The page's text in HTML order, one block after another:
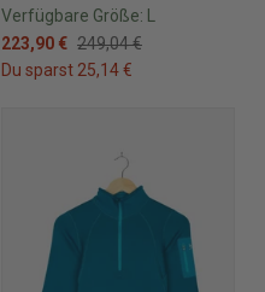
Verfügbare Größe:
223,90 € 249,04 €
Du sparst 25,14 €